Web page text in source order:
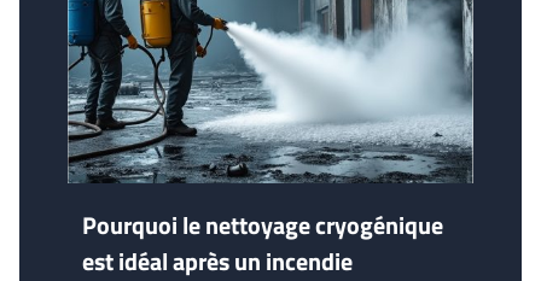
Pourquoi le nettoyage cryogénique
est idéal après un incendie